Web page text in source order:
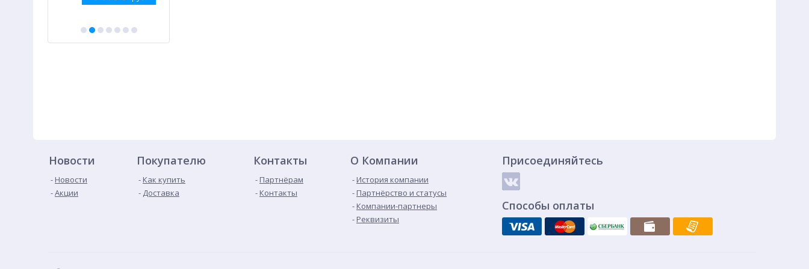
Новости
Новости
Акции
Покупателю
Как купить
Доставка
Контакты
Партнёрам
Контакты
О Компании
История компании
Партнёрство и статусы
Компании-партнеры
Реквизиты
Присоединяйтесь
Способы оплаты